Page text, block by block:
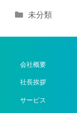
カ
ゴ
ー
未分類
会社概要
社長挨拶
サービス